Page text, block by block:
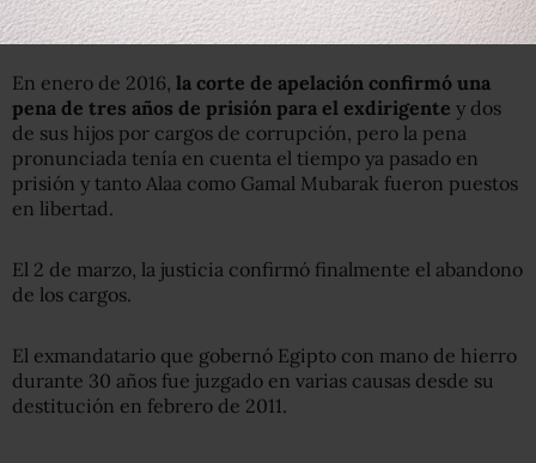
850 murieron en enfrentamientos con la policía.
En enero de 2016, la corte de apelación confirmó una
pena de tres años de prisión para el exdirigente y dos
de sus hijos por cargos de corrupción, pero la pena
pronunciada tenía en cuenta el tiempo ya pasado en
prisión y tanto Alaa como Gamal Mubarak fueron puestos
en libertad.
El 2 de marzo, la justicia confirmó finalmente el abandono
de los cargos.
El exmandatario que gobernó Egipto con mano de hierro
durante 30 años fue juzgado en varias causas desde su
destitución en febrero de 2011.